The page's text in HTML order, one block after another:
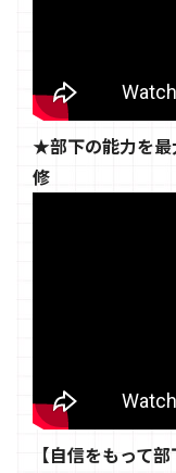
★部下の能力を
修
【自信をもって